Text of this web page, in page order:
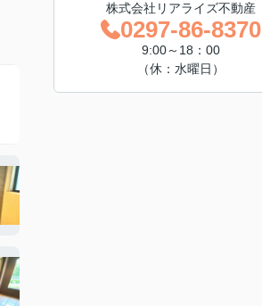
株式会社リアライズ不動産
0297-86-8370
9:00～18：00
（休：水曜日）